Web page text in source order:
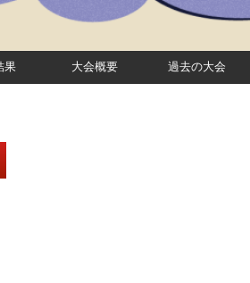
果 大会概要 過去の大会